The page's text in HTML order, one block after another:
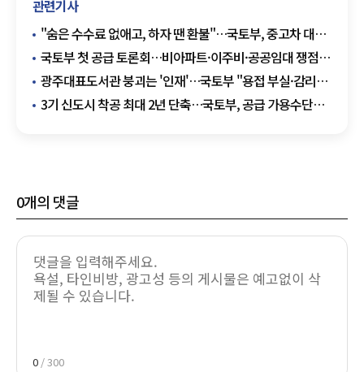
관련기사
"숨은 수수료 없애고, 하자 땐 환불"…국토부, 중고차 대책
발표
국토부 첫 공급 토론회…비아파트·이주비·공공임대 쟁점
부상
광주대표도서관 붕괴는 '인재'…국토부 "용접 부실·감리
소홀 확인"
3기 신도시 착공 최대 2년 단축…국토부, 공급 가용수단
0개의 댓글
0 / 300